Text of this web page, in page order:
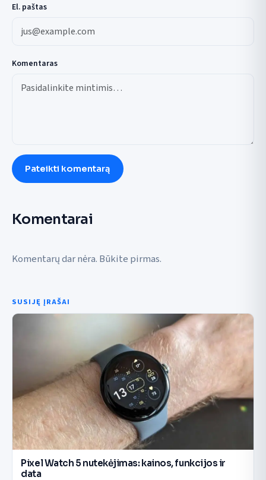
El. paštas
Komentaras
Pateikti komentarą
Komentarai
Komentarų dar nėra. Būkite pirmas.
SUSIJĘ ĮRAŠAI
Pixel Watch 5 nutekėjimas: kainos, funkcijos ir
data